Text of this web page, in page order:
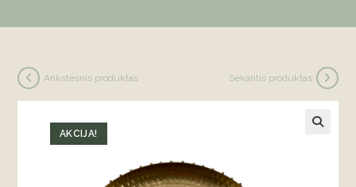
AKCIJA!
Ankstesnis produktas Sekantis produktas